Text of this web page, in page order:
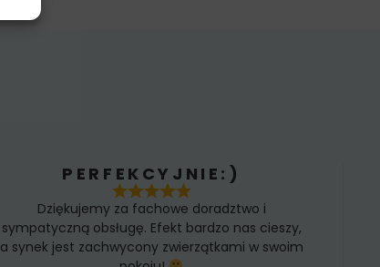
PERFEKCYJNIE:)
Dziękujemy za fachowe doradztwo i
sympatyczną obsługę. Efekt bardzo nas cieszy,
a synek jest zachwycony zwierzątkami w swoim